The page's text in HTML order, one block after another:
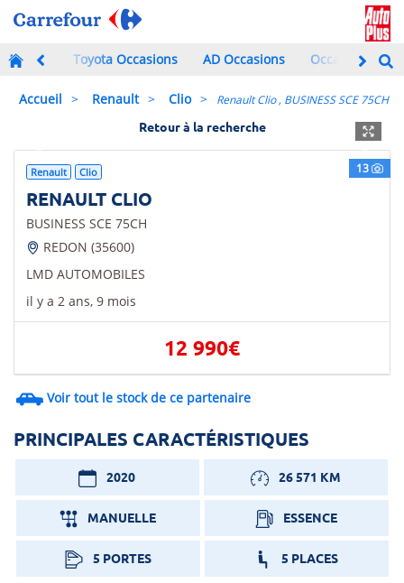
Toyota Occasions AD Occasions Occasions à
Accueil Renault Clio Renault Clio , BUSINESS SCE 75CH
Retour à la recherche
13
Next
Renault Clio
RENAULT CLIO
BUSINESS SCE 75CH
REDON (35600)
LMD AUTOMOBILES
il y a 2 ans, 9 mois
12 990€
Voir tout le stock de ce partenaire
PRINCIPALES CARACTÉRISTIQUES
2020 26 571 KM
MANUELLE ESSENCE
5 PORTES 5 PLACES